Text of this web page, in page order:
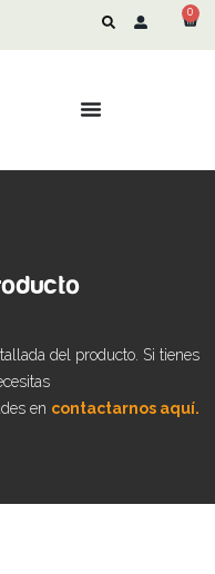
0
del producto. Si tienes
en contactarnos aquí.